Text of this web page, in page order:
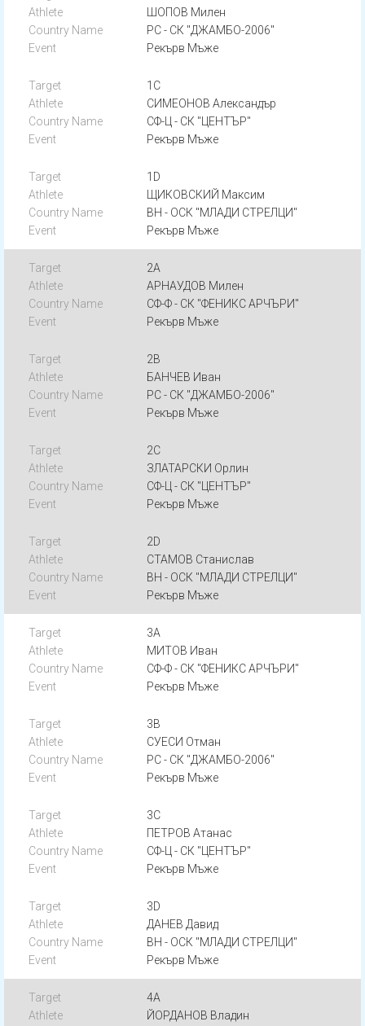
ШОПОВ Милен
РС - СК "ДЖАМБО-2006"
Рекърв Мъже
1C
СИМЕОНОВ Александър
СФ-Ц - СК "ЦЕНТЪР"
Рекърв Мъже
1D
ЩИКОВСКИЙ Максим
ВН - ОСК "МЛАДИ СТРЕЛЦИ"
Рекърв Мъже
2A
АРНАУДОВ Милен
СФ-Ф - СК "ФЕНИКС АРЧЪРИ"
Рекърв Мъже
2B
БАНЧЕВ Иван
РС - СК "ДЖАМБО-2006"
Рекърв Мъже
2C
ЗЛАТАРСКИ Орлин
СФ-Ц - СК "ЦЕНТЪР"
Рекърв Мъже
2D
СТАМОВ Станислав
ВН - ОСК "МЛАДИ СТРЕЛЦИ"
Рекърв Мъже
3A
МИТОВ Иван
СФ-Ф - СК "ФЕНИКС АРЧЪРИ"
Рекърв Мъже
3B
СУЕСИ Отман
РС - СК "ДЖАМБО-2006"
Рекърв Мъже
3C
ПЕТРОВ Атанас
СФ-Ц - СК "ЦЕНТЪР"
Рекърв Мъже
3D
ДАНЕВ Давид
ВН - ОСК "МЛАДИ СТРЕЛЦИ"
Рекърв Мъже
4A
ЙОРДАНОВ Владин